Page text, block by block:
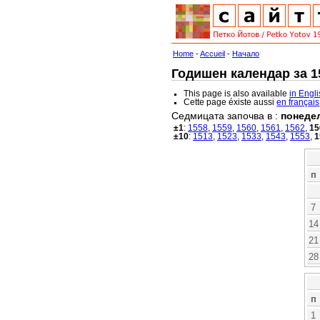
Home -Accueil - Начало
Годишен календар за
This page is also availablein
Cette page éxiste aussien français
Седмицата започва в :
±1: 1558 1559 1560 1561 1562
±10: 1513 1523 1533 1543 1553
п
7
14
21
28
п
1